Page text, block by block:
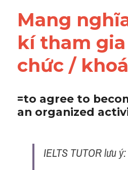
Word form
Cách dùng từ
Phân biệt từ
Speaking
Reading
Mang
kí tham
chức /
=to agree to
an organized
IELTS TUTOR lưu ý: